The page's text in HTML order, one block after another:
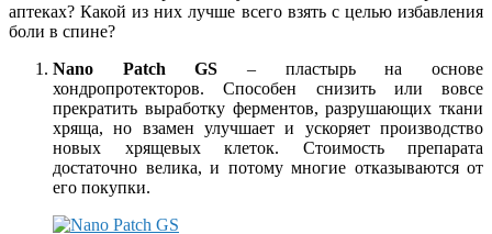
аптеках? Какой из них лучше всего взять с целью избавления
боли в спине?
Nano Patch GS – пластырь на основе
хондропротекторов. Способен снизить или вовсе
прекратить выработку ферментов, разрушающих ткани
хряща, но взамен улучшает и ускоряет производство
новых хрящевых клеток. Стоимость препарата
достаточно велика, и потому многие отказываются от
его покупки.